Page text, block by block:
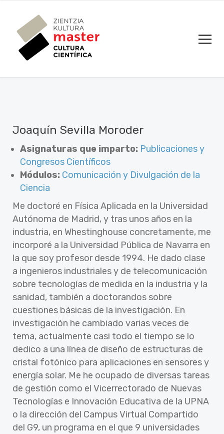
Joaquín Sevilla Moroder
Asignaturas que imparto: Publicaciones y
Congresos Científicos
Módulos: Comunicación y Divulgación de la
Ciencia
Me doctoré en Física Aplicada en la Universidad
Autónoma de Madrid, y tras unos años en la
industria, en Whestinghouse concretamente, me
incorporé a la Universidad Pública de Navarra en
la que soy profesor desde 1994. He dado clase
a ingenieros industriales y de telecomunicación
sobre tecnologías de medida en la industria y la
sanidad, también a doctorandos sobre
cuestiones básicas de la investigación. En
investigación he cambiado varias veces de
tema, actualmente casi todo el tiempo se lo
dedico a una línea de diseño de estructuras de
cristal fotónico para aplicaciones en sensores y
energía solar. Me he ocupado de diversas tareas
de gestión como el Vicerrectorado de Nuevas
Tecnologías e Innovación Educativa de la UPNA
o la dirección del Campus Virtual Compartido
del G9, un programa en el que 9 universidades